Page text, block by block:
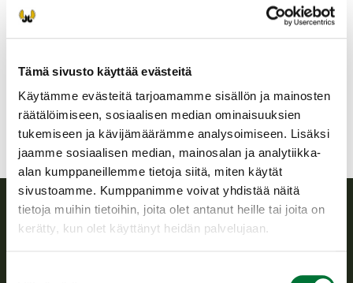
Tämä sivusto käyttää evästeitä
Käytämme evästeitä tarjoamamme sisällön ja mainosten
räätälöimiseen, sosiaalisen median ominaisuuksien
tukemiseen ja kävijämäärämme analysoimiseen. Lisäksi
jaamme sosiaalisen median, mainosalan ja analytiikka-
alan kumppaneillemme tietoja siitä, miten käytät
sivustoamme. Kumppanimme voivat yhdistää näitä
tietoja muihin tietoihin, joita olet antanut heille tai joita on
kerätty, kun olet käyttänyt heidän palvelujaan.
Pohjois-Häme
palkane-luopioinen@rhy.riista.fi
Suomen riistakeskus